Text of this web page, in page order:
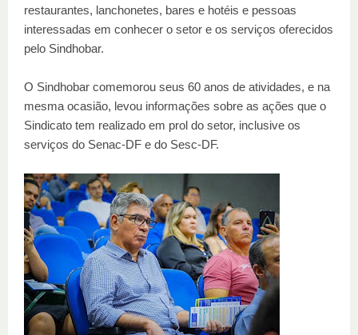
restaurantes, lanchonetes, bares e hotéis e pessoas
interessadas em conhecer o setor e os serviços oferecidos
pelo Sindhobar.
O Sindhobar comemorou seus 60 anos de atividades, e na
mesma ocasião, levou informações sobre as ações que o
Sindicato tem realizado em prol do setor, inclusive os
serviços do Senac-DF e do Sesc-DF.